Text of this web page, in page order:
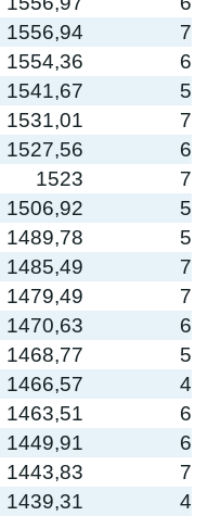
1556,94
7
1554,36
6
1541,67
5
1531,01
7
1527,56
6
1523
7
1506,92
5
1489,78
5
1485,49
7
1479,49
7
1470,63
6
1468,77
5
1466,57
4
1463,51
6
1449,91
6
1443,83
7
1439,31
4